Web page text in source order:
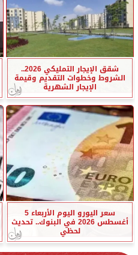
شقق الإيجار التمليكي 2026..
الشروط وخطوات التقديم وقيمة
الإيجار الشهرية
سعر اليورو اليوم الأربعاء 5
أغسطس 2026 في البنوك.. تحديث
لحظي